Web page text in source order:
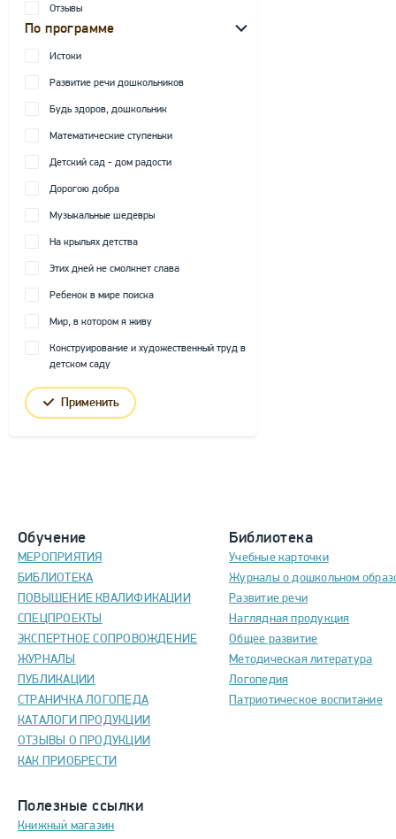
Отзывы
По программе
Истоки
Развитие речи дошкольников
Будь здоров, дошкольник
Математические ступеньки
Детский сад - дом радости
Дорогою добра
Музыкальные шедевры
На крыльях детства
Этих дней не смолкнет слава
Ребенок в мире поиска
Мир, в котором я живу
Конструирование и художественный труд в
детском саду
Применить
Обучение
МЕРОПРИЯТИЯ
БИБЛИОТЕКА
ПОВЫШЕНИЕ КВАЛИФИКАЦИИ
СПЕЦПРОЕКТЫ
ЭКСПЕРТНОЕ СОПРОВОЖДЕНИЕ
ЖУРНАЛЫ
ПУБЛИКАЦИИ
СТРАНИЧКА ЛОГОПЕДА
КАТАЛОГИ ПРОДУКЦИИ
ОТЗЫВЫ О ПРОДУКЦИИ
КАК ПРИОБРЕСТИ
Полезные ссылки
Книжный магазин
Библиотека
Учебные карточки
Журналы о дошкольном
Развитие речи
Наглядная продукция
Общее развитие
Методическая литература
Логопедия
Патриотическое воспитание